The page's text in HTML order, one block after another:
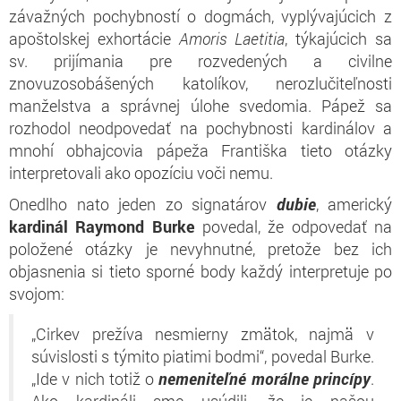
závažných pochybností o dogmách, vyplývajúcich z
apoštolskej exhortácieAmoris Laetitia, týkajúcich sa
sv. prijímania pre rozvedených a civilne
znovuzosobášených katolíkov, nerozlučiteľnosti
manželstva a správnej úlohe svedomia. Pápež sa
rozhodol neodpovedať na pochybnosti kardinálov a
mnohí obhajcovia pápeža Františka tieto otázky
interpretovali ako opozíciu voči nemu.
Onedlho nato jeden zo signatárov dubie, americký
kardinál Raymond Burke povedal, že odpovedať na
položené otázky je nevyhnutné, pretože bez ich
objasnenia si tieto sporné body každý interpretuje po
svojom:
„Cirkev prežíva nesmierny zmätok, najmä v
súvislosti s týmito piatimi bodmi“, povedal Burke.
„Ide v nich totiž onemeniteľné morálne princípy.